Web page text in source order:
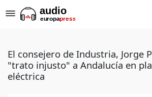
El consejero de Industria, Jorge
"trato injusto" a Andalucía en
eléctrica